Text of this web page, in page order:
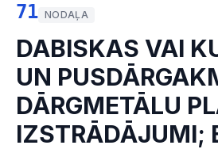
71 NODAĻA
DABISKAS VAI
UN
DĀRGMETĀLU
IZSTRĀDĀJUMI;